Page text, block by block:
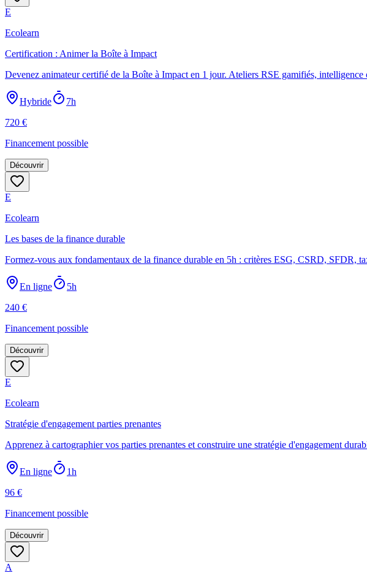
E
Ecolearn
Certification : Animer la Boîte à Impact
Devenez animateur certifié de la Boîte à Impact en 1 jour. Ateliers RSE gamifiés,
Hybride
7h
720 €
Financement possible
Découvrir
E
Ecolearn
Les bases de la finance durable
Formez-vous aux fondamentaux de la finance durable en 5h : critères ESG, CSRD, SFDR,
En ligne
5h
240 €
Financement possible
Découvrir
E
Ecolearn
Stratégie d'engagement parties prenantes
Apprenez à cartographier vos parties prenantes et construire une stratégie d'engagement
En ligne
1h
96 €
Financement possible
Découvrir
A